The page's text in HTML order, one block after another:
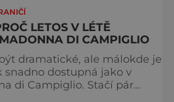
LETOS V LÉTĚ
DI CAMPIGLIO
dramatické, ale málokde je
snadno dostupná jako v
di Campiglio. Stačí pár